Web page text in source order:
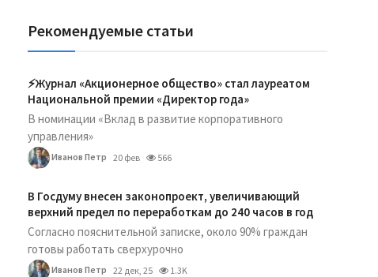
Рекомендуемые статьи
⚡️Журнал «Акционерное общество» стал лауреатом
Национальной премии «Директор года»
В номинации «Вклад в развитие корпоративного
управления»
Иванов Петр 20 фев 566
В Госдуму внесен законопроект, увеличивающий
верхний предел по переработкам до 240 часов в год
Согласно пояснительной записке, около 90% граждан
готовы работать сверхурочно
Иванов Петр 22 дек, 25 1.3K